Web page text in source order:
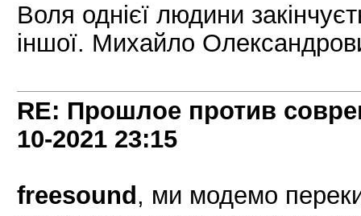
Воля однієї людини
іншої. Михайло
RE: Прошлое против
10-2021 23:15
freesound , ми модемо